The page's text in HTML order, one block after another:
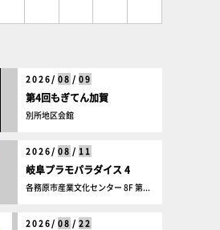
2026/ 08 / 09
第4回もぎてん加賀
別所地区会館
2026/ 08 / 11
岐阜プラモパラダイス 4
各務原市産業文化センター 8F 第...
2026/ 08 / 22